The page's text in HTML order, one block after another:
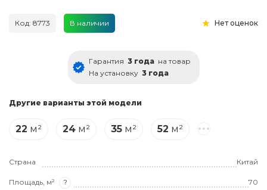
Код: 8773 В наличии Нет оценок
Гарантия 3 года на товар
На установку 3 года
Другие варианты этой модели
22 м² 24 м² 35 м² 52 м²
Страна Китай
Площадь, м² ? 70